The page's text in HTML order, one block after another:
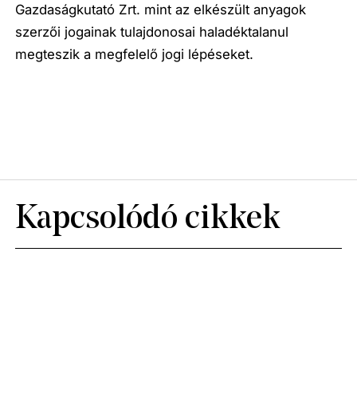
Gazdaságkutató Zrt. mint az elkészült anyagok
szerzői jogainak tulajdonosai haladéktalanul
megteszik a megfelelő jogi lépéseket.
Kapcsolódó cikkek